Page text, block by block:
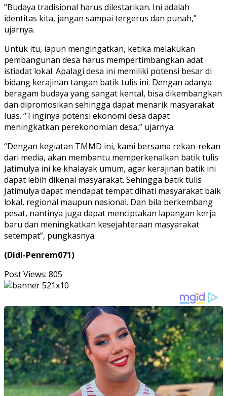
“Budaya tradisional harus dilestarikan. Ini adalah
identitas kita, jangan sampai tergerus dan punah,”
ujarnya.
Untuk itu, iapun mengingatkan, ketika melakukan
pembangunan desa harus mempertimbangkan adat
istiadat lokal. Apalagi desa ini memiliki potensi besar di
bidang kerajinan tangan batik tulis ini. Dengan adanya
beragam budaya yang sangat kental, bisa dikembangkan
dan dipromosikan sehingga dapat menarik masyarakat
luas. “Tinginya potensi ekonomi desa dapat
meningkatkan perekonomian desa,” ujarnya.
“Dengan kegiatan TMMD ini, kami bersama rekan-rekan
dari media, akan membantu memperkenalkan batik tulis
Jatimulya ini ke khalayak umum, agar kerajinan batik ini
dapat lebih dikenal masyarakat. Sehingga batik tulis
Jatimulya dapat mendapat tempat dihati masyarakat baik
lokal, regional maupun nasional. Dan bila berkembang
pesat, nantinya juga dapat menciptakan lapangan kerja
baru dan meningkatkan kesejahteraan masyarakat
setempat”, pungkasnya.
(Didi-Penrem071)
Post Views: 805